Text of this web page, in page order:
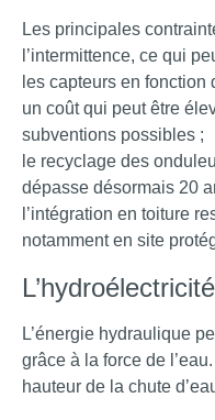
Les principales
l’intermittence, ce qui
les capteurs en fonction
un coût qui peut être
subventions possibles ;
le recyclage des
dépasse désormais 20
l’intégration en toiture
notamment en site
L’hydroélectricité
L’énergie hydraulique
grâce à la force de
hauteur de la chute